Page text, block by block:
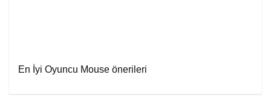
En İyi Oyuncu Mouse önerileri